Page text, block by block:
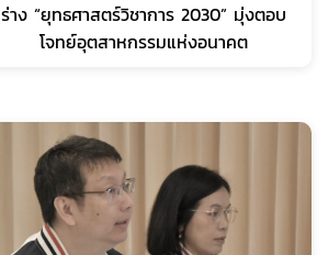
ร่าง “ยุทธศาสตร์วิชาการ 2030” มุ่งตอบ
โจทย์อุตสาหกรรมแห่งอนาคต